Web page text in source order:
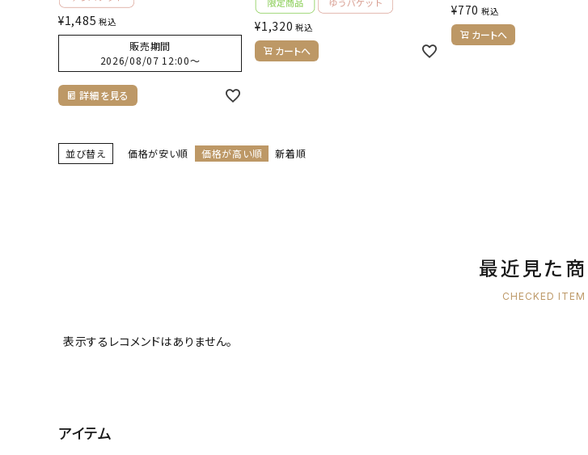
¥1,485 税込
販売期間
2026/08/07 12:00〜
詳細を見る
¥1,320 税込
カートへ
¥770 税込
カートへ
並び替え 価格が安い順 価格が高い順 新着順
最近見た
CHECKED ITEM
表示するレコメンドはありません。
アイテム